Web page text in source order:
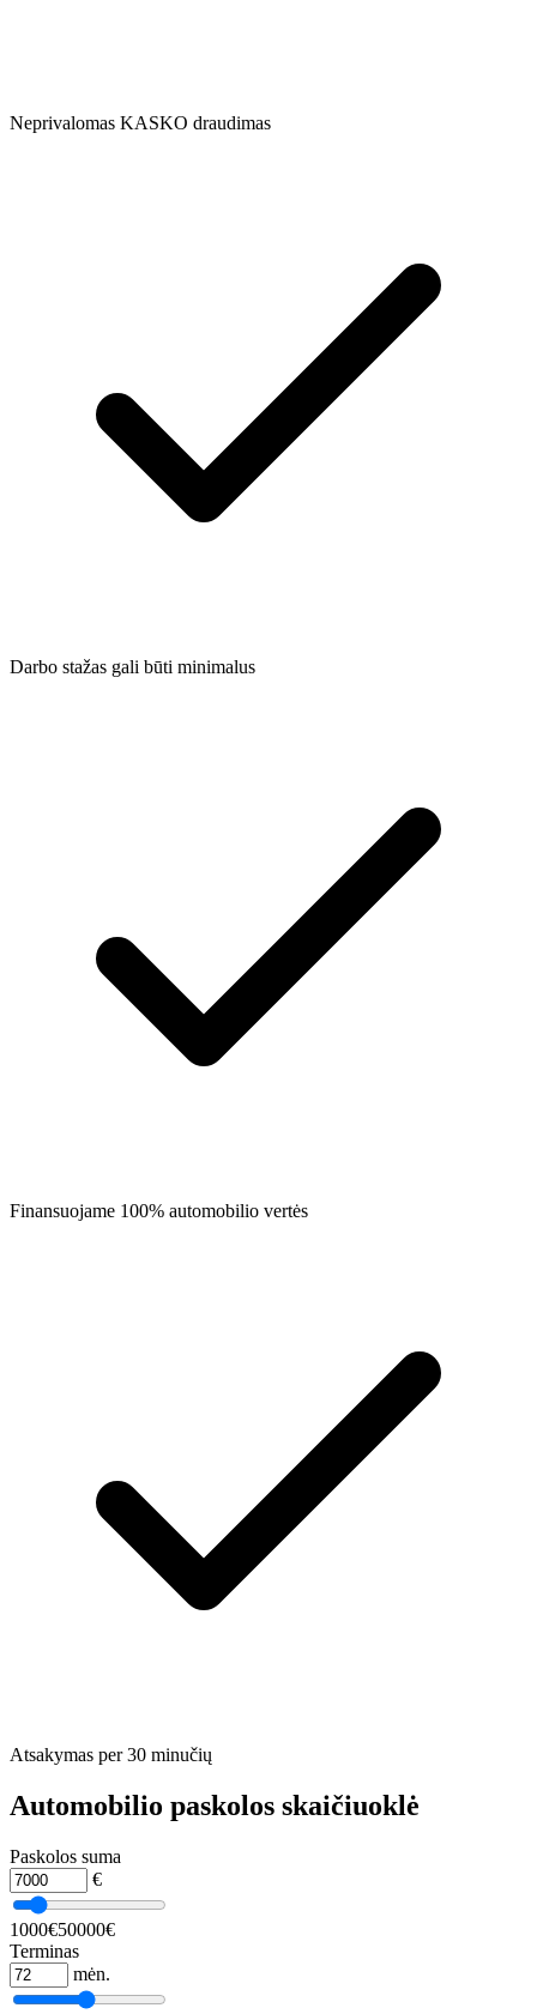
Neprivalomas KASKO draudimas
Darbo stažas gali būti minimalus
Finansuojame 100% automobilio vertės
Atsakymas per 30 minučių
Automobilio paskolos skaičiuoklė
Paskolos suma
€
1000€50000€
Terminas
mėn.